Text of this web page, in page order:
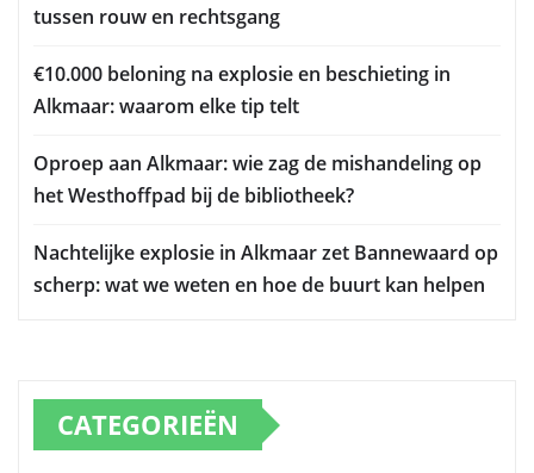
tussen rouw en rechtsgang
€10.000 beloning na explosie en beschieting in
Alkmaar: waarom elke tip telt
Oproep aan Alkmaar: wie zag de mishandeling op
het Westhoffpad bij de bibliotheek?
Nachtelijke explosie in Alkmaar zet Bannewaard op
scherp: wat we weten en hoe de buurt kan helpen
CATEGORIEËN